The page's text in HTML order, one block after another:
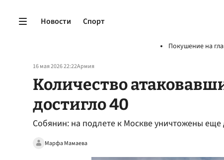
Новости Спорт
Покушение на
16 мая 2026 22:22Армия
Количество
достигло 40
Собянин: на подлете к Москве уничтожены еще
Марфа Мамаева